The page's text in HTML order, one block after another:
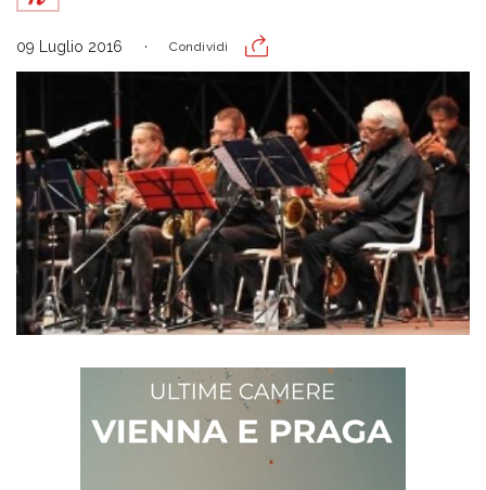
09 Luglio 2016 Condividi